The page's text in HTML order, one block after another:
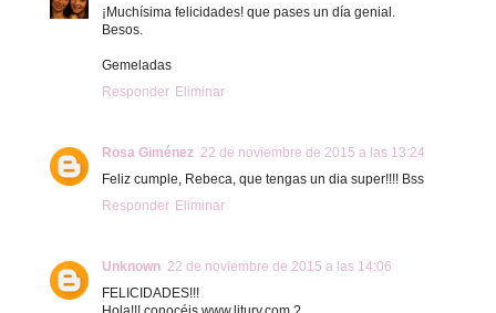
¡Muchísima felicidades! que pases un día genial.
Besos.
Gemeladas
Responder Eliminar
Rosa Giménez 22 de noviembre de 2015 a las 13:24
Feliz cumple, Rebeca, que tengas un dia super!!!! Bss
Responder Eliminar
Unknown 22 de noviembre de 2015 a las 14:06
FELICIDADES!!!